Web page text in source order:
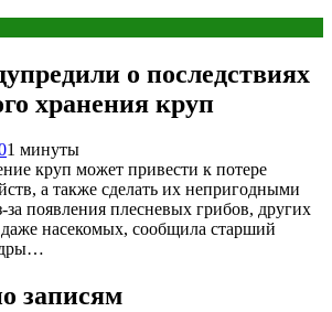
о последствиях
хранения круп
1 минуты
круп может привести к потере
а также сделать их непригодными
за появления плесневых грибов, других
насекомых, сообщила старший
записям